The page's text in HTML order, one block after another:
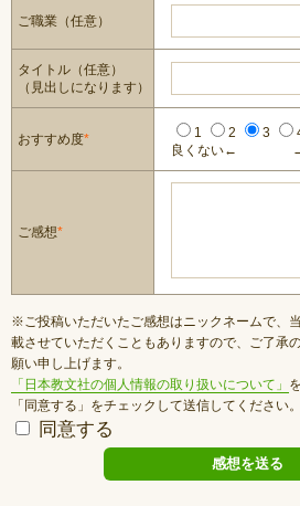
ご職業（任意）
タイトル（任意）
（見出しになります）
おすすめ度* 1 2 3
良くない←
ご感想*
※ご投稿いただいたご感想はニックネームで、
載させていただくこともありますので、ご了承
願い申し上げます。
「日本教文社の個人情報の取り扱いについて」
「同意する」をチェックして送信してください。
同意する